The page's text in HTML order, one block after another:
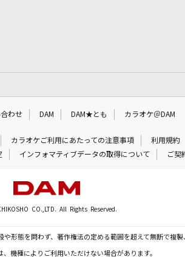
わせ DAM DAM★とも カラオケ＠DAM
カラオケご利用にあたっての注意事項
利用規約
インフォマティブデータの取得について ご契
CO.,LTD. All Rights Reserved.
形態を問わず、著作権法の定める範囲を超えて無断で複
、機種によりご利用いただけない場合があります。